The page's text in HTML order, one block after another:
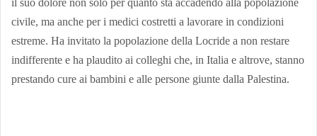
il suo dolore non solo per quanto sta accadendo alla popolazione
civile, ma anche per i medici costretti a lavorare in condizioni
estreme. Ha invitato la popolazione della Locride a non restare
indifferente e ha plaudito ai colleghi che, in Italia e altrove, stanno
prestando cure ai bambini e alle persone giunte dalla Palestina.